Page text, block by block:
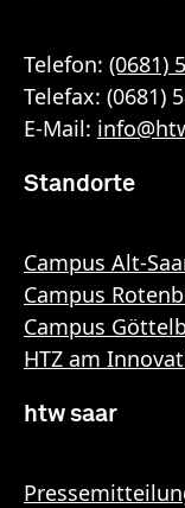
Telefon: (0681)
Telefax: (0681)
E-Mail: info@
Standorte
Campus Alt-
Campus
Campus
HTZ am
htw saar